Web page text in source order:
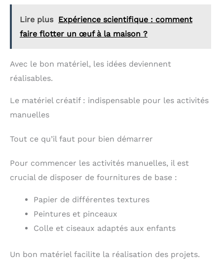
Lire plus Expérience scientifique : comment
faire flotter un œuf à la maison ?
Avec le bon matériel, les idées deviennent
réalisables.
Le matériel créatif : indispensable pour les activités
manuelles
Tout ce qu’il faut pour bien démarrer
Pour commencer les activités manuelles, il est
crucial de disposer de fournitures de base :
Papier de différentes textures
Peintures et pinceaux
Colle et ciseaux adaptés aux enfants
Un bon matériel facilite la réalisation des projets.